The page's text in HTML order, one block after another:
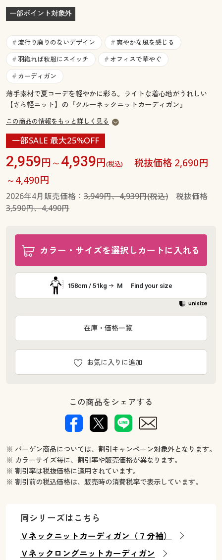
お気に入り
サポート
ご利用ガイド
よくある質問とお問い合わせ
サポート
よくある質問とお問い合わせ
一部ポイント対象外
# 流行り廃りのないデザイン # 爽やかな風を感じる
# 羽織れば秋服にスイッチ # オフィスで華やぐ
# カーディガン
薄手素材で夏コーデを軽やかに彩る。ライトな着心地がうれしい
【さら軽ニット】の『クルーネックニットカーディガン』
この商品の情報をもっと詳しく見る
一部SALE 最大25%OFF
2,959円～4,939円(税込)
税抜価格 2,690円
～4,490円
2026年4月販売価格： 3,949円、4,939円(税込)税抜価格
3,590円、4,490円
カラー・サイズを選択しカートに入れる
158cm / 51kg M Find your size
お気に入りに追加
在庫・価格一覧
この商品をシェアする
※ バーゲン商品については、割引キャンペーン対象外となります。
※ カラーサイズ毎に、割引率や販売価格が異なります。
※ 割引率は税抜価格に適用されています。
※ 割引前の税込価格は、販売時の消費税率で表示しています。
同シリーズはこちら
Ｖネックニットカーディガン（７分袖）
Ｖネックロングニットカーディガン